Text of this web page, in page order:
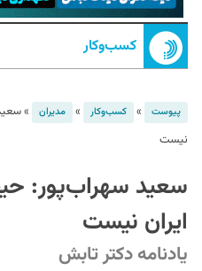
کسب‌و‌کار
پیوست » کسب‌و‌کار » مدیران »
نیست
سعید سهراب‌پور:
ایران نیست
یادنامه دکتر تابش